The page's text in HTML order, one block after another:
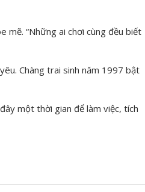
mẽ. “Những ai chơi cùng đều biết
Chàng trai sinh năm 1997 bật
một thời gian để làm việc, tích